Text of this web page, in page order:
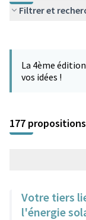
Filtrer et
−
La 4ème
vos idées !
177 propositions
Votre tiers
l'énergie